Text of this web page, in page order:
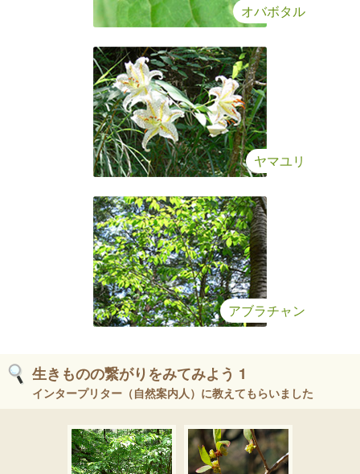
オバボタル
ヤマユリ
アブラチャン
生きものの繋がりをみてみよう 1
インタープリター（自然案内人）に教えてもらいました